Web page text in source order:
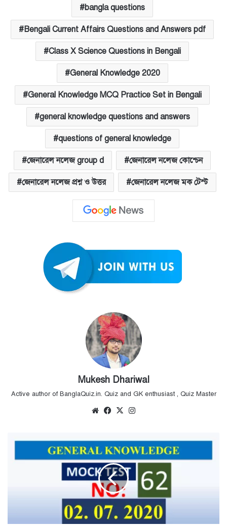
bangla questions
Bengali Current Affairs Questions and Answers pdf
Class X Science Questions in Bengali
General Knowledge 2020
General Knowledge MCQ Practice Set in Bengali
general knowledge questions and answers
questions of general knowledge
জেনারেল নলেজ group d জেনারেল নলেজ কোশ্চেন
জেনারেল নলেজ প্রশ্ন ও উত্তর জেনারেল নলেজ মক টেস্ট
Mukesh Dhariwal
Active author of BanglaQuiz.in. Quiz and GK enthusiast , Quiz Master
WebsiteFacebook
X
No
সাধারণ